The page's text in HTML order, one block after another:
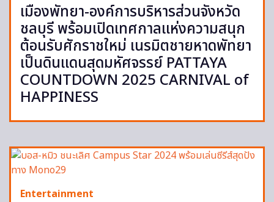
เมืองพัทยา-องค์การบริหารส่วนจังหวัด
ชลบุรี พร้อมเปิดเทศกาลแห่งความสนุก
ต้อนรับศักราชใหม่ เนรมิตชายหาดพัทยา
เป็นดินแดนสุดมหัศจรรย์ PATTAYA
COUNTDOWN 2025 CARNIVAL of
HAPPINESS
Entertainment